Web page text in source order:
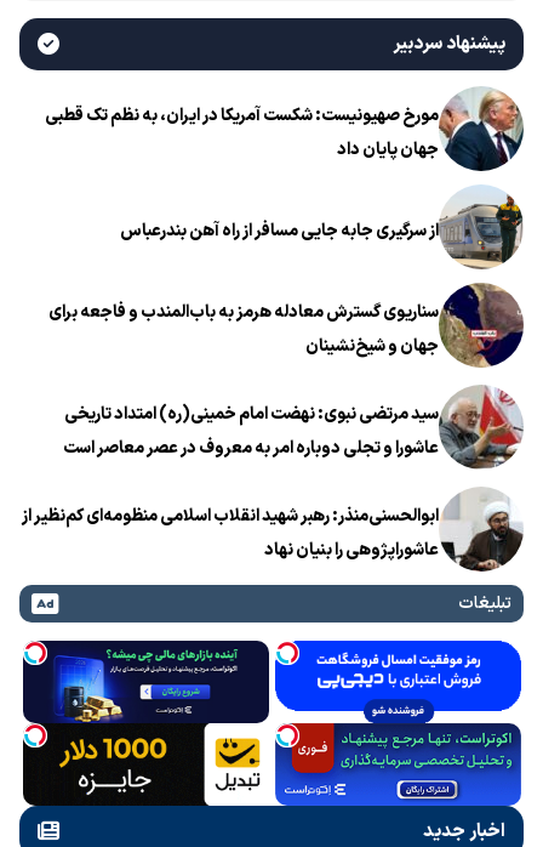
داده است
پیشنهاد سردبیر
مورخ صهیونیست: شکست آمریکا در ایران، به نظم تک قطبی
جهان پایان داد
از سرگیری جابه جایی مسافر از راه آهن بندرعباس
سناریوی گسترش معادله هرمز به باب‌المندب و فاجعه برای
جهان و شیخ‌نشینان
سید مرتضی نبوی: نهضت امام خمینی(ره) امتداد تاریخی
عاشورا و تجلی دوباره امر به معروف در عصر معاصر است
ابوالحسنی‌منذر: رهبر شهید انقلاب اسلامی منظومه‌ای کم‌نظیر از
عاشوراپژوهی را بنیان نهاد
تبلیغات
اخبار جدید